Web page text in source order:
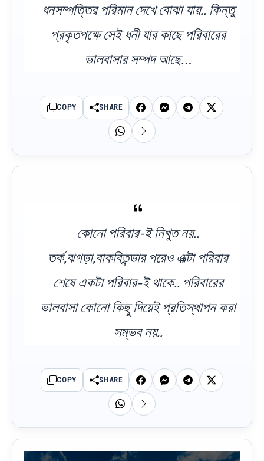
ধনসম্পত্তির পরিমান দেখে বোঝা যায়.. কিন্তু
প্রকৃতপক্ষে সেই ধনী যার কাছে পরিবারের
ভালবাসার সম্পদ আছে…
COPY SHARE
কোনো পরিবার-ই নিখুত নয়..
তর্ক,ঝগড়া,বাকবিতন্ডার পরেও এক্ল্টা পরিবার
শেষে একটা পরিবার-ই থাকে.. পরিবারের
ভালবাসা কোনো কিছু দিয়েই প্রতিস্থাপন করা
সম্ভব নয়..
COPY SHARE